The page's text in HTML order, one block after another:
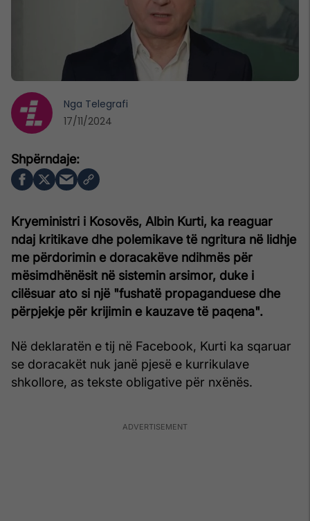
Kryeministri i Kosovës, Albin Kurti, ka reaguar
ndaj kritikave dhe polemikave të ngritura në lidhje
me përdorimin e doracakëve ndihmës për
mësimdhënësit në sistemin arsimor, duke i
cilësuar ato si një "fushatë propaganduese dhe
përpjekje për krijimin e kauzave të paqena".
Në deklaratën e tij në Facebook, Kurti ka sqaruar
se doracakët nuk janë pjesë e kurrikulave
shkollore, as tekste obligative për nxënës.
Nga Telegrafi
17/11/2024